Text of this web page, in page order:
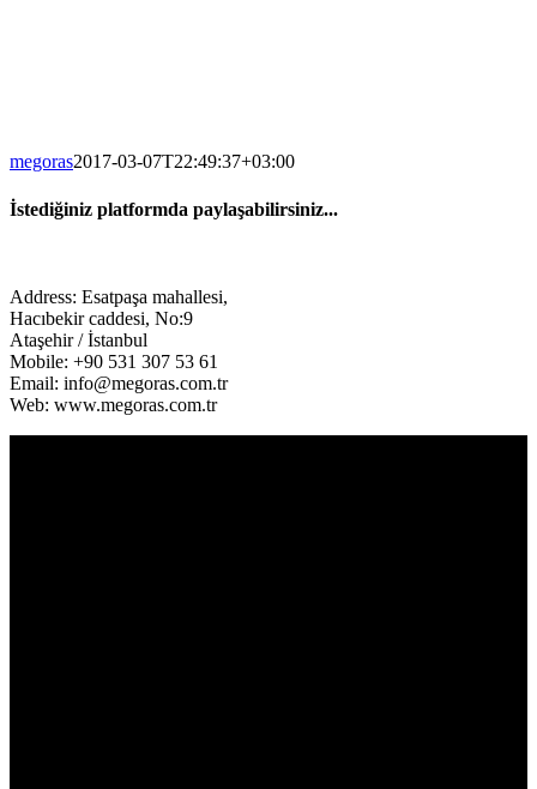
megoras2017-03-07T22:49:37+03:00
İstediğiniz platformda paylaşabilirsiniz...
Address: Esatpaşa mahallesi,
Hacıbekir caddesi, No:9
Ataşehir / İstanbul
Mobile: +90 531 307 53 61
Email: info@megoras.com.tr
Web: www.megoras.com.tr